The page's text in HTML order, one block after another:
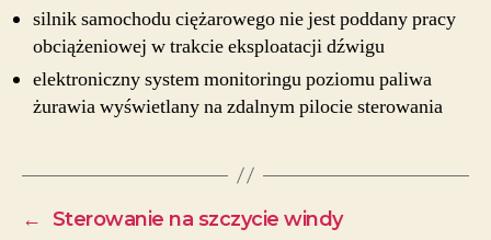
silnik samochodu ciężarowego nie jest poddany pracy
obciążeniowej w trakcie eksploatacji dźwigu
elektroniczny system monitoringu poziomu paliwa
żurawia wyświetlany na zdalnym pilocie sterowania
←
Sterowanie na szczycie windy